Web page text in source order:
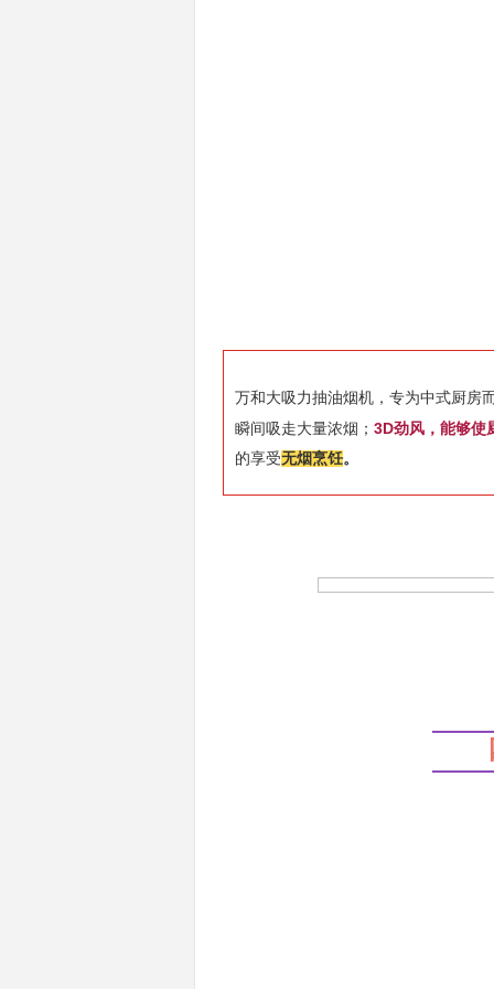
万和大吸力抽油烟机，专为中式厨房
瞬间吸走大量浓烟；3D劲风，能够使
的享受无烟烹饪。